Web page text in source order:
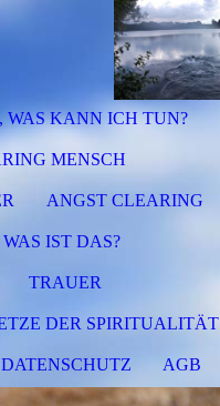
WAS KANN ICH TUN?
MENSCH
ANGST CLEARING
IST DAS?
TRAUER
DER SPIRITUALITÄT
DATENSCHUTZ AGB